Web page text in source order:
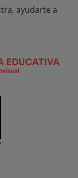
ayudarte a